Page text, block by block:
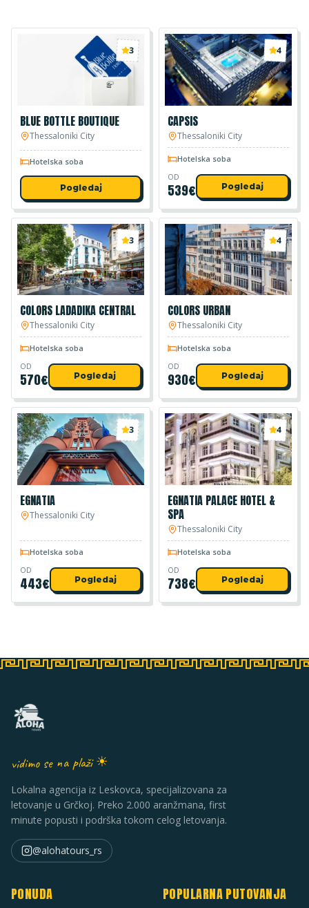
3
BLUE BOTTLE BOUTIQUE
Thessaloniki City
Hotelska soba
Pogledaj
4
CAPSIS
Thessaloniki City
Hotelska soba
OD
539€ Pogledaj
3
COLORS LADADIKA CENTRAL
Thessaloniki City
Hotelska soba
OD
570€ Pogledaj
4
COLORS URBAN
Thessaloniki City
Hotelska soba
OD
930€ Pogledaj
3
EGNATIA
Thessaloniki City
Hotelska soba
OD
443€ Pogledaj
4
EGNATIA PALACE HOTEL &
SPA
Thessaloniki City
Hotelska soba
OD
738€ Pogledaj
vidimo se na plaži ☀
Lokalna agencija iz Leskovca, specijalizovana za
letovanje u Grčkoj. Preko 2.000 aranžmana, first
minute popusti i podrška tokom celog letovanja.
@alohatours_rs
PONUDA POPULARNA PUTOVANJA